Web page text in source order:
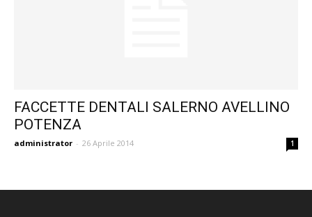
FACCETTE DENTALI SALERNO AVELLINO
POTENZA
administrator - 26 Aprile 2014 1